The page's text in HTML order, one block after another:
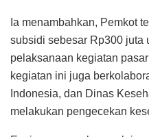
Ia menambahkan, Pemkot
subsidi sebesar Rp300 juta
pelaksanaan kegiatan
kegiatan ini juga
Indonesia, dan Dinas
melakukan pengecekan